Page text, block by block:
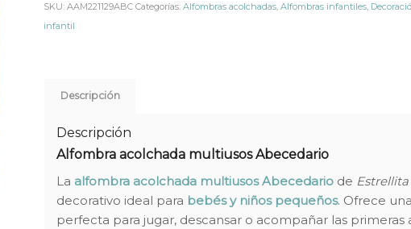
SKU: AAM221129ABC Categorías: Alfombras acolchadas, Alfombras infantiles,
infantil
Descripción
Descripción
Alfombra acolchada multiusos Abecedario
La alfombra acolchada multiusos Abecedariode
decorativo ideal para bebés y niños pequeños. Ofrece
perfecta para jugar, descansar o acompañar las primeras